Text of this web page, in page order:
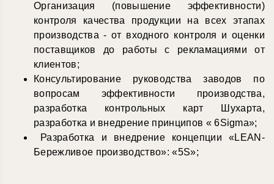
Организация (повышение эффективности)
контроля качества продукции на всех этапах
производства - от входного контроля и оценки
поставщиков до работы с рекламациями от
клиентов;
Консультирование руководства заводов по
вопросам эффективности производства,
разработка контрольных карт Шухарта,
разработка и внедрение принципов « 6Sigma»;
Разработка и внедрение концепции «LEAN-
Бережливое производство»: «5S»;